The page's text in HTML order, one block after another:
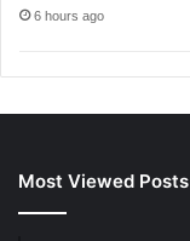
6 hours ago
Most Viewed Posts